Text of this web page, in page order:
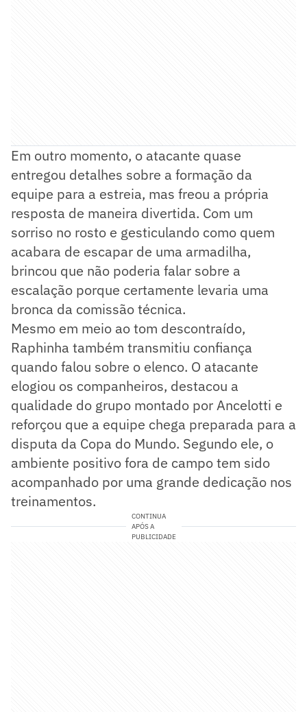
Em outro momento, o atacante quase
entregou detalhes sobre a formação da
equipe para a estreia, mas freou a própria
resposta de maneira divertida. Com um
sorriso no rosto e gesticulando como quem
acabara de escapar de uma armadilha,
brincou que não poderia falar sobre a
escalação porque certamente levaria uma
bronca da comissão técnica.
Mesmo em meio ao tom descontraído,
Raphinha também transmitiu confiança
quando falou sobre o elenco. O atacante
elogiou os companheiros, destacou a
qualidade do grupo montado por Ancelotti e
reforçou que a equipe chega preparada para a
disputa da Copa do Mundo. Segundo ele, o
ambiente positivo fora de campo tem sido
acompanhado por uma grande dedicação nos
treinamentos.
CONTINUA
APÓS A
PUBLICIDADE